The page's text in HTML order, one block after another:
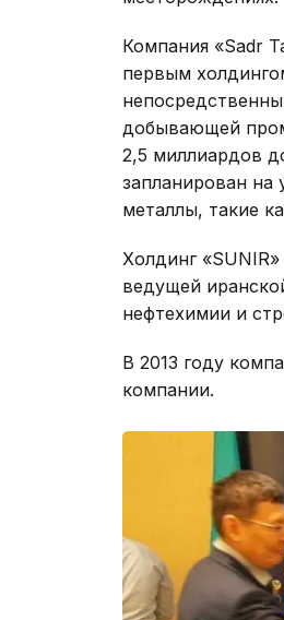
Компания «Sadr
первым
добывающей
2,5 миллиардов
запланирован
металлы, такие
Холдинг
ведущей
нефтехимии и
В 2013 году
компании.